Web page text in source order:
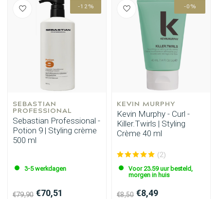
-12%
SEBASTIAN
PROFESSIONAL
Sebastian Professional -
Potion 9 | Styling crème
500 ml
3-5 werkdagen
€79,90 €70,51
-0%
KEVIN MURPHY
Kevin Murphy - Curl -
Killer.Twirls | Styling
Crème 40 ml
(2)
Voor 23.59 uur besteld,
morgen in huis
€8,50 €8,49